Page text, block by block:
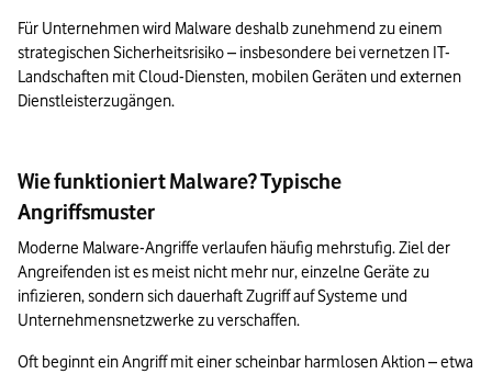
Für Unternehmen wird Malware deshalb zunehmend zu einem
strategischen Sicherheitsrisiko – insbesondere bei vernetzen IT-
Landschaften mit Cloud-Diensten, mobilen Geräten und externen
Dienstleisterzugängen.
Wie funktioniert Malware? Typische
Angriffsmuster
Moderne Malware-Angriffe verlaufen häufig mehrstufig. Ziel der
Angreifenden ist es meist nicht mehr nur, einzelne Geräte zu
infizieren, sondern sich dauerhaft Zugriff auf Systeme und
Unternehmensnetzwerke zu verschaffen.
Oft beginnt ein Angriff mit einer scheinbar harmlosen Aktion – etwa